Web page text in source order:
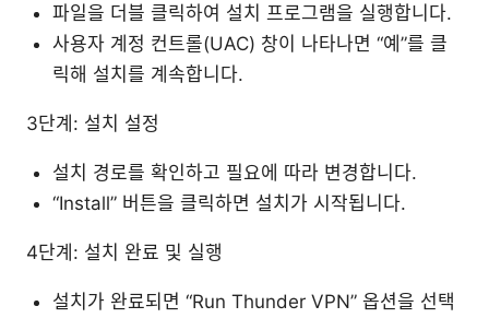
파일을 더블 클릭하여 설치 프로그램을 실행합니다.
사용자 계정 컨트롤(UAC) 창이 나타나면 “예”를 클
릭해 설치를 계속합니다.
3단계: 설치 설정
설치 경로를 확인하고 필요에 따라 변경합니다.
“Install” 버튼을 클릭하면 설치가 시작됩니다.
4단계: 설치 완료 및 실행
설치가 완료되면 “Run Thunder VPN” 옵션을 선택